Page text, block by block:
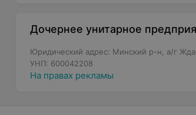
Дочернее унитарное
Юридический адрес: Минский р-н, а/г
УНП: 600042208
На правах рекламы